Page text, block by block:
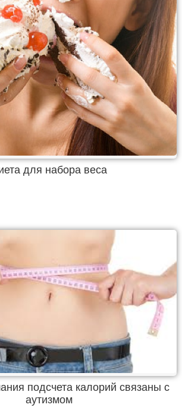
для набора веса
подсчета калорий связаны с
аутизмом